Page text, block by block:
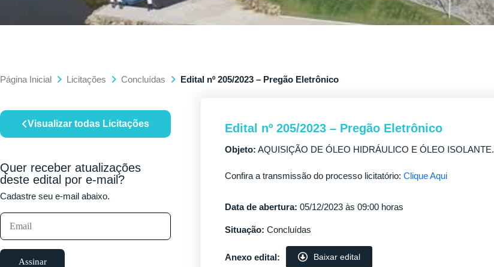
Página Inicial Licitações Concluídas Edital nº 205/2023 – Pregão Eletrônico
Visualizar todas Licitações
Quer receber atualizações
deste edital por e-mail?
Cadastre seu e-mail abaixo.
Assinar
Edital nº 205/2023 – Pregão Eletrônico
Objeto: AQUISIÇÃO DE ÓLEO HIDRÁULICO E ÓLEO ISOLANTE.
Confira a transmissão do processo licitatório: Clique Aqui
Data de abertura: 05/12/2023 às 09:00 horas
Situação: Concluídas
Anexo edital: Baixar edital